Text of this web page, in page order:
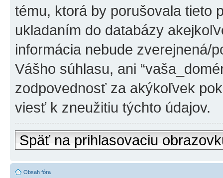
tému, ktorá by porušovala tieto
ukladaním do databázy
informácia nebude zverejnená/
Vášho súhlasu, ani
zodpovednosť za akýkoľvek
viesť k zneužitiu týchto údajov.
Späť na prihlasovaciu
Obsah fóra